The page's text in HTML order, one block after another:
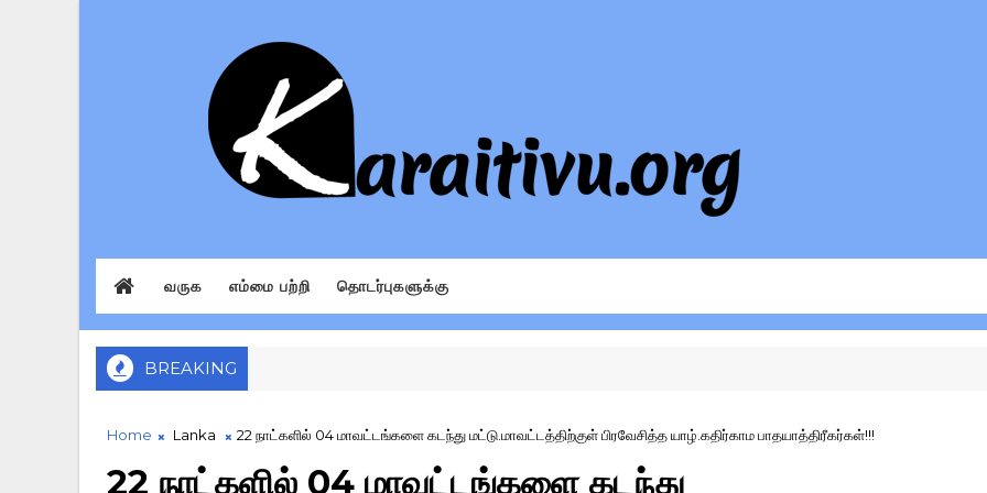
வருக எம்மை பற்றி தொடர்புகளுக்கு
BREAKING
Home Lanka 22 நாட்களில் 04 மாவட்டங்களை கடந்து மட்டு.மாவட்டத்திற்குள் பிரவேசித்த யாழ்.கதிர்காம பாதயாத்திரீகர்கள்!!!
22 நாட்களில் 04 மாவட்டங்களை கடந்து